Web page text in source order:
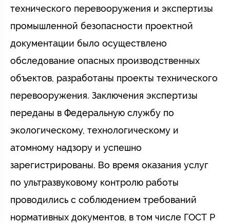
технического перевооружения и экспертизы
промышленной безопасности проектной
документации было осуществлено
обследование опасных производственных
объектов, разработаны проекты технического
перевооружения. Заключения экспертизы
переданы в Федеральную службу по
экологическому, технологическому и
атомному надзору и успешно
зарегистрированы. Во время оказания услуг
по ультразвуковому контролю работы
проводились с соблюдением требований
нормативных документов, в том числе ГОСТ Р